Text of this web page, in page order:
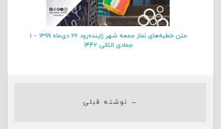
متن خطبه‌های نماز جمعه شهر زاینده‌رود ۲۶ دی‌‌ماه ۱۳۹۹ – ۱
جمادی الثانی ۱۴۴۲
← نوشته قبلی